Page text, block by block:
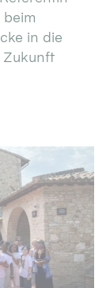
in die
Zukunft